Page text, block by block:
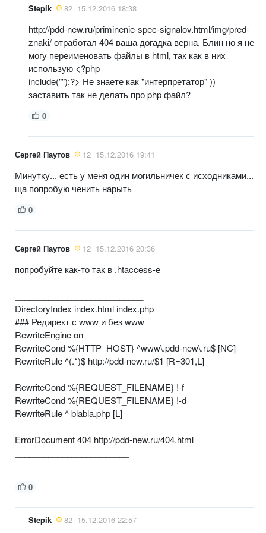
Stepik 82 15.12.2016 18:38
http://pdd-new.ru/priminenie-spec-signalov.html/img/pred-
znaki/ отработал 404 ваша догадка верна. Блин но я не
могу переименовать файлы в html, так как в них
использую <?php
include("");?> Не знаете как "интерпретатор" ))
заставить так не делать про php файл?
0
Сергей Паутов 12 15.12.2016 19:41
Минутку... есть у меня один могильничек с исходниками...
ща попробую ченить нарыть
0
Сергей Паутов 12 15.12.2016 20:36
попробуйте как-то так в .htaccess-е
DirectoryIndex index.html index.php
### Редирект с www и без www
RewriteEngine on
RewriteCond %{HTTP_HOST} ^www\.pdd-new\.ru$ [NC]
RewriteRule ^(.*)$ http://pdd-new.ru/$1 [R=301,L]
RewriteCond %{REQUEST_FILENAME} !-f
RewriteCond %{REQUEST_FILENAME} !-d
RewriteRule ^ blabla.php [L]
ErrorDocument 404 http://pdd-new.ru/404.html
0
Stepik 82 15.12.2016 22:57